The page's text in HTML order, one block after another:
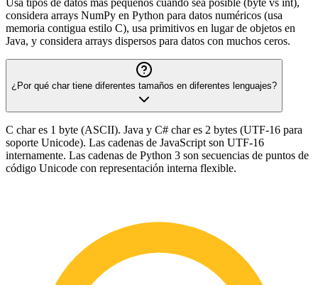
considera arrays NumPy en Python para datos numéricos (usa
memoria contigua estilo C), usa primitivos en lugar de objetos en
Java, y considera arrays dispersos para datos con muchos ceros.
¿Por qué char tiene diferentes tamaños en diferentes lenguajes?
C char es 1 byte (ASCII). Java y C# char es 2 bytes (UTF-16 para
soporte Unicode). Las cadenas de JavaScript son UTF-16
internamente. Las cadenas de Python 3 son secuencias de puntos de
código Unicode con representación interna flexible.